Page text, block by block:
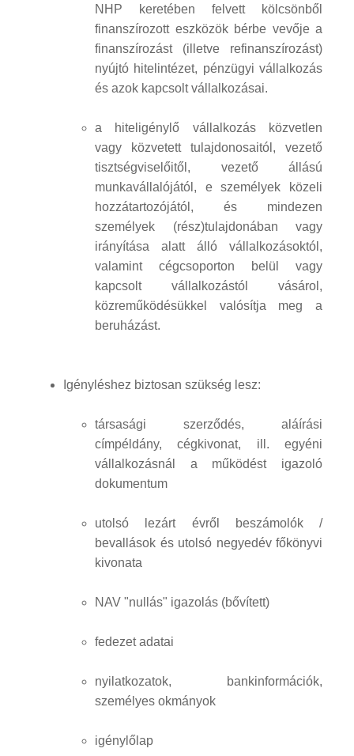
NHP keretében felvett kölcsönből
finanszírozott eszközök bérbe vevője a
finanszírozást (illetve refinanszírozást)
nyújtó hitelintézet, pénzügyi vállalkozás
és azok kapcsolt vállalkozásai.
a hiteligénylő vállalkozás közvetlen
vagy közvetett tulajdonosaitól, vezető
tisztségviselőitől, vezető állású
munkavállalójától, e személyek közeli
hozzátartozójától, és mindezen
személyek (rész)tulajdonában vagy
irányítása alatt álló vállalkozásoktól,
valamint cégcsoporton belül vagy
kapcsolt vállalkozástól vásárol,
közreműködésükkel valósítja meg a
beruházást.
Igényléshez biztosan szükség lesz:
társasági szerződés, aláírási
címpéldány, cégkivonat, ill. egyéni
vállalkozásnál a működést igazoló
dokumentum
utolsó lezárt évről beszámolók /
bevallások és utolsó negyedév főkönyvi
kivonata
NAV "nullás" igazolás (bővített)
fedezet adatai
nyilatkozatok, bankinformációk,
személyes okmányok
igénylőlap